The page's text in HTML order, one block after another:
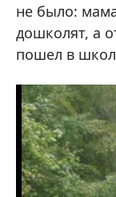
не было:
дошколят, а
пошел в